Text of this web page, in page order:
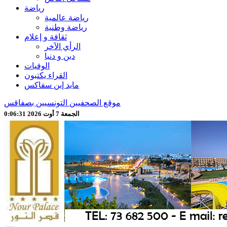
رياضة
رياضة عالمية
رياضة وطنية
ثقافة و إعلام
الرأي الآخر
دين و دنيا
الوفيات
القراء يكتبون
مايد إين سفاكس
موقع الصحفيين التونسيين بصفاقس
الجمعة 7 أوت 2026 0:06:33